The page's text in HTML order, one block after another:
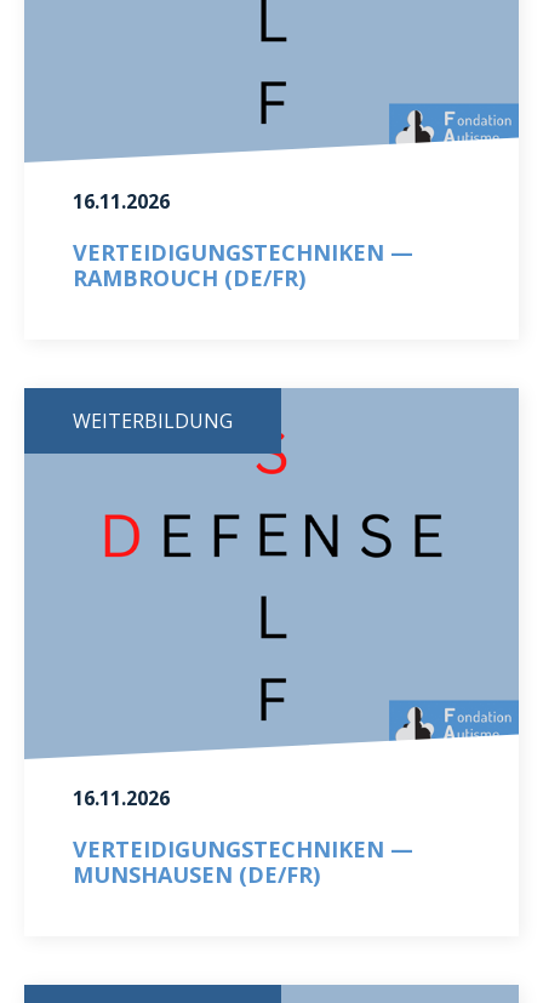
16.11.2026
VERTEIDIGUNGSTECHNIKEN —
RAMBROUCH (DE/FR)
WEITERBILDUNG
16.11.2026
VERTEIDIGUNGSTECHNIKEN —
MUNSHAUSEN (DE/FR)